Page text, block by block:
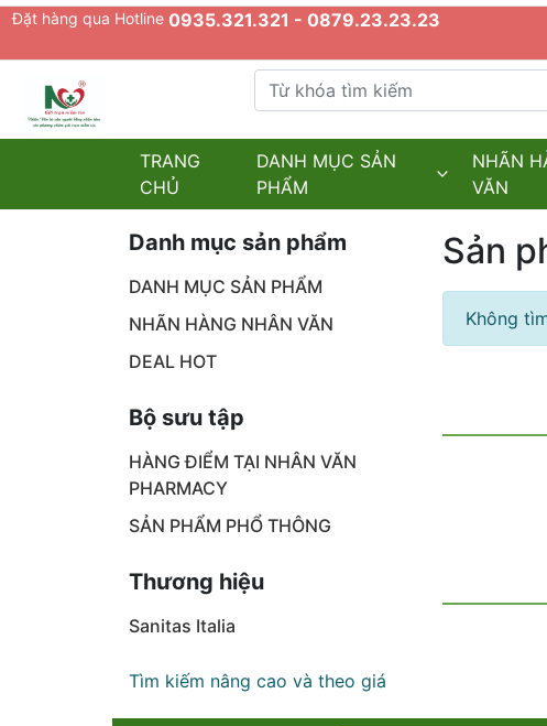
Đặt hàng qua Hotline 0935.321.321 - 0879.23.23.23
Từ khóa tìm kiếm
TRANG
CHỦ
DANH MỤC SẢN
PHẨM
NHÃN
VĂN
Sản
Không
Danh mục sản phẩm
DANH MỤC SẢN PHẨM
NHÃN HÀNG NHÂN VĂN
DEAL HOT
Bộ sưu tập
HÀNG ĐIỂM TẠI NHÂN VĂN
PHARMACY
SẢN PHẨM PHỔ THÔNG
Thương hiệu
Sanitas Italia
Tìm kiếm nâng cao và theo giá